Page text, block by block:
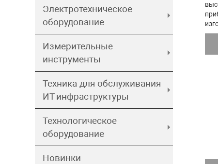
Электротехническое
оборудование
Измерительные
инструменты
Техника для обслуживания
ИТ-инфраструктуры
Технологическое
оборудование
Новинки